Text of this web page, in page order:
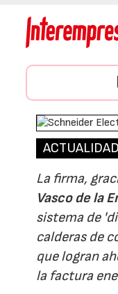
ACTUALIDAD
La firma,
Vasco de la
sistema de
calderas de
que logran
la factura